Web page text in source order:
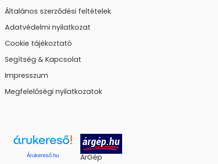
Általános szerződési feltételek
Adatvédelmi nyilatkozat
Cookie tájékoztató
Segítség & Kapcsolat
Impresszum
Megfelelőségi nyilatkozatok
Árukereső.hu ÁrGép